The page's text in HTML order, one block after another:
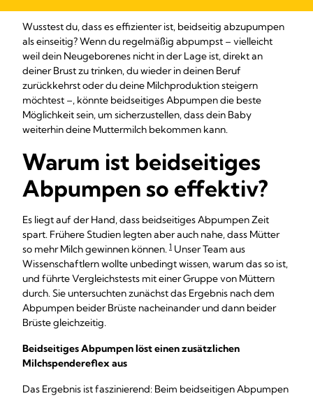
Wusstest du, dass es effizienter ist, beidseitig abzupumpen
als einseitig? Wenn du regelmäßig abpumpst – vielleicht
weil dein Neugeborenes nicht in der Lage ist, direkt an
deiner Brust zu trinken, du wieder in deinen Beruf
zurückkehrst oder du deine Milchproduktion steigern
möchtest –, könnte beidseitiges Abpumpen die beste
Möglichkeit sein, um sicherzustellen, dass dein Baby
weiterhin deine Muttermilch bekommen kann.
Warum ist beidseitiges
Abpumpen so effektiv?
Es liegt auf der Hand, dass beidseitiges Abpumpen Zeit
spart. Frühere Studien legten aber auch nahe, dass Mütter
so mehr Milch gewinnen können. 1 Unser Team aus
Wissenschaftlern wollte unbedingt wissen, warum das so ist,
und führte Vergleichstests mit einer Gruppe von Müttern
durch. Sie untersuchten zunächst das Ergebnis nach dem
Abpumpen beider Brüste nacheinander und dann beider
Brüste gleichzeitig.
Beidseitiges Abpumpen löst einen zusätzlichen
Milchspendereflex aus
Das Ergebnis ist faszinierend: Beim beidseitigen Abpumpen